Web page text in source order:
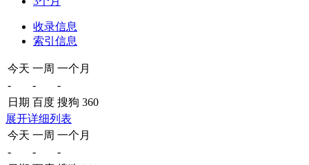
收录信息
索引信息
今天 一周 一个月
-
-
-
日期 百度 搜狗 360
展开详细列表
今天 一周 一个月
-
-
-